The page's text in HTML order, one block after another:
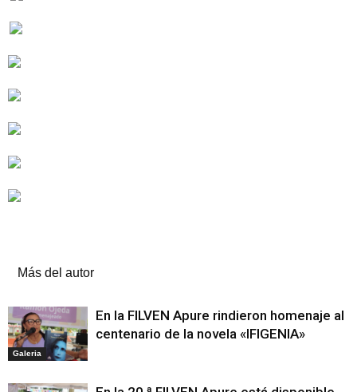
Más del autor
Galeria
En la FILVEN Apure rindieron homenaje al
centenario de la novela «IFIGENIA»